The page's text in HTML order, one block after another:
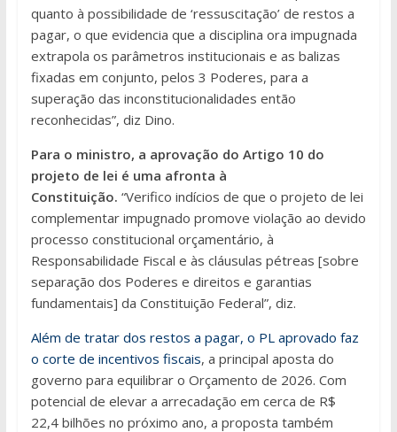
quanto à possibilidade de ‘ressuscitação’ de restos a
pagar, o que evidencia que a disciplina ora impugnada
extrapola os parâmetros institucionais e as balizas
fixadas em conjunto, pelos 3 Poderes, para a
superação das inconstitucionalidades então
reconhecidas”, diz Dino.
Para o ministro, a aprovação do Artigo 10 do
projeto de lei é uma afronta à
Constituição. “Verifico indícios de que o projeto de lei
complementar impugnado promove violação ao devido
processo constitucional orçamentário, à
Responsabilidade Fiscal e às cláusulas pétreas [sobre
separação dos Poderes e direitos e garantias
fundamentais] da Constituição Federal”, diz.
Além de tratar dos restos a pagar, o PL aprovado faz
o corte de incentivos fiscais, a principal aposta do
governo para equilibrar o Orçamento de 2026. Com
potencial de elevar a arrecadação em cerca de R$
22,4 bilhões no próximo ano, a proposta também